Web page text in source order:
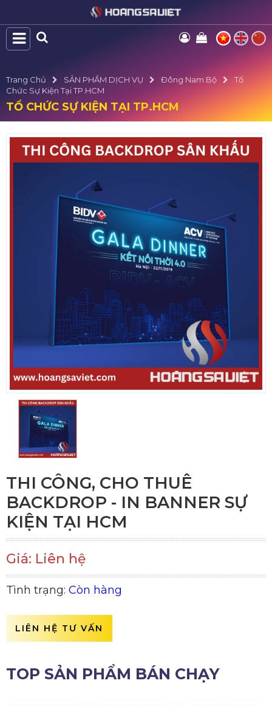
Trang Chủ SẢN PHẨM DỊCH VỤ Đông Nam Bộ
Tổ
Chức Sự Kiện Tại TP.HCM
TỔ CHỨC SỰ KIỆN TẠI TP.HCM
THI CÔNG, CHO THUÊ
BACKDROP - IN BANNER SỰ
KIỆN TẠI HCM
Giá: Liên hệ
Tình trạng: Còn hàng
LIÊN HỆ TƯ VẤN
TOP SẢN PHẨM BÁN CHẠY